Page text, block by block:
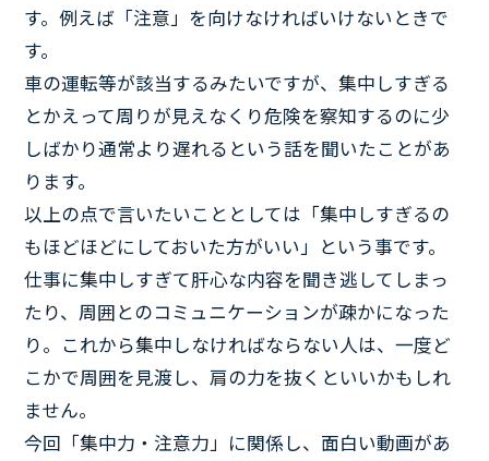
す。例えば「注意」を向けなければいけないときで
す。
車の運転等が該当するみたいですが、集中しすぎる
とかえって周りが見えなくり危険を察知するのに少
しばかり通常より遅れるという話を聞いたことがあ
ります。
以上の点で言いたいこととしては「集中しすぎるの
もほどほどにしておいた方がいい」という事です。
仕事に集中しすぎて肝心な内容を聞き逃してしまっ
たり、周囲とのコミュニケーションが疎かになった
り。これから集中しなければならない人は、一度ど
こかで周囲を見渡し、肩の力を抜くといいかもしれ
ません。
今回「集中力・注意力」に関係し、面白い動画があ